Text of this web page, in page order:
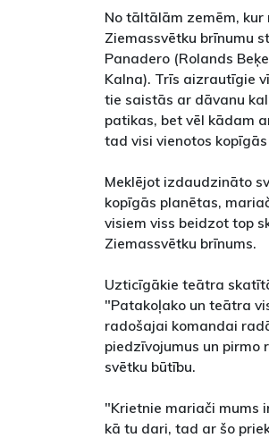
No tāltālām zemēm, kur
Ziemassvētku brīnumu
Panadero (Rolands
Kalna). Trīs aizrautīgie
tie saistās ar dāvanu
patikas, bet vēl kādam
tad visi vienotos
Meklējot izdaudzināto
kopīgās planētas,
visiem viss beidzot top
Ziemassvētku brīnums.
Uzticīgākie teātra
"Patakoļako un teātra
radošajai komandai
piedzīvojumus un
svētku būtību.
"Krietnie mariači mums
kā tu dari, tad ar šo